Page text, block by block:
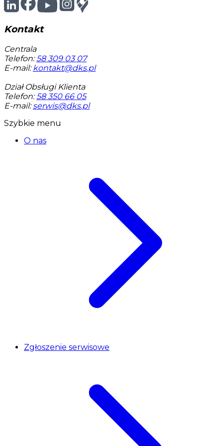
Kontakt
Centrala
Telefon: 58 309 03 07
E-mail: kontakt@dks.pl
Dział Obsługi Klienta
Telefon: 58 350 66 05
E-mail: serwis@dks.pl
Szybkie menu
O nas
Zgłoszenie serwisowe